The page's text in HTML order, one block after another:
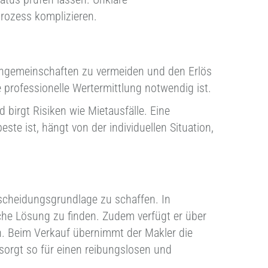
komplizieren.
zu vermeiden und den Erlös
Wertermittlung notwendig ist.
birgt Risiken wie Mietausfälle. Eine
ist, hängt von der individuellen Situation,
zu schaffen. In
Lösung zu finden. Zudem verfügt er über
Beim Verkauf übernimmt der Makler die
so für einen reibungslosen und